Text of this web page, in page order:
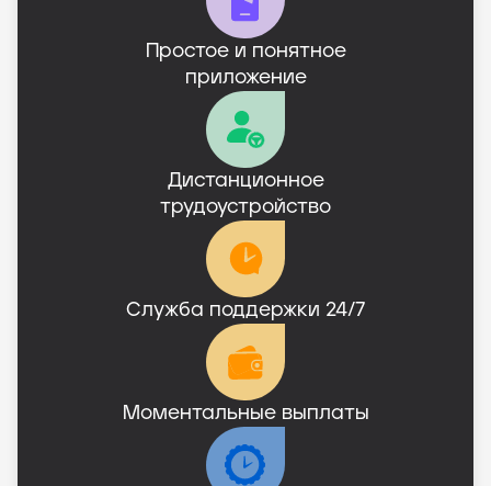
Простое и понятное
приложение
Дистанционное
трудоустройство
Служба поддержки 24/7
Моментальные выплаты